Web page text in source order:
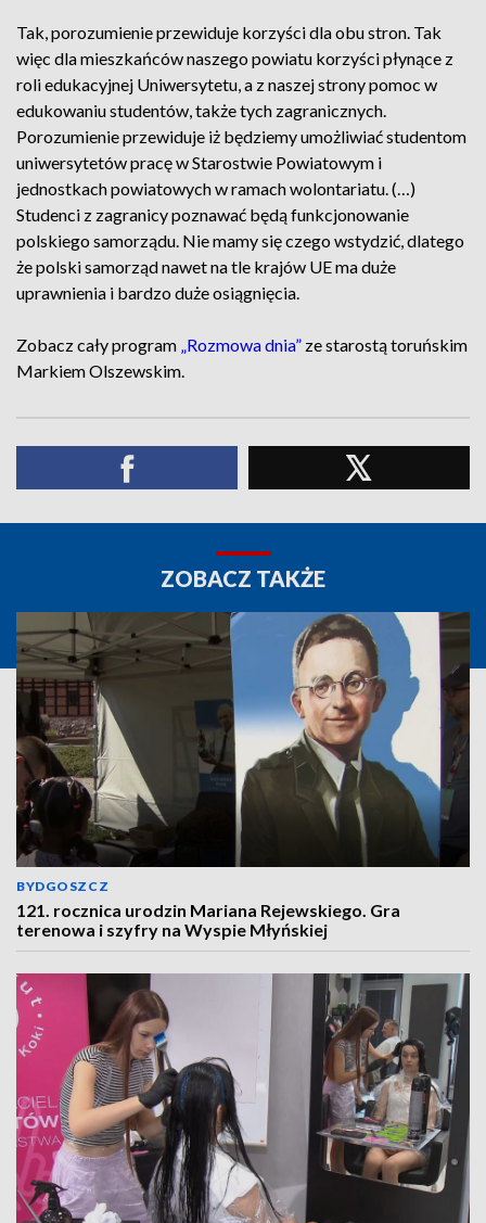
Tak, porozumienie przewiduje korzyści dla obu stron. Tak
więc dla mieszkańców naszego powiatu korzyści płynące z
roli edukacyjnej Uniwersytetu, a z naszej strony pomoc w
edukowaniu studentów, także tych zagranicznych.
Porozumienie przewiduje iż będziemy umożliwiać studentom
uniwersytetów pracę w Starostwie Powiatowym i
jednostkach powiatowych w ramach wolontariatu. (…)
Studenci z zagranicy poznawać będą funkcjonowanie
polskiego samorządu. Nie mamy się czego wstydzić, dlatego
że polski samorząd nawet na tle krajów UE ma duże
uprawnienia i bardzo duże osiągnięcia.
Zobacz cały program „Rozmowa dnia” ze starostą toruńskim
Markiem Olszewskim.
ZOBACZ TAKŻE
BYDGOSZCZ
121. rocznica urodzin Mariana Rejewskiego. Gra
terenowa i szyfry na Wyspie Młyńskiej